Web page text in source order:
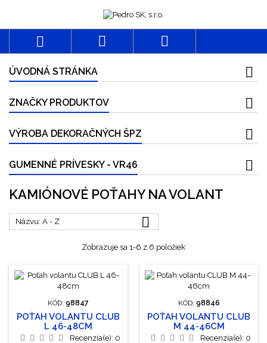
  
ÚVODNÁ STRÁNKA
ZNAČKY PRODUKTOV
VÝROBA DEKORAČNÝCH ŠPZ
GUMENNÉ PRÍVESKY - VR46
KAMIÓNOVÉ POŤAHY NA VOLANT
Názvu: A - Z 
Zobrazuje sa 1-6 z 6 položiek
KÓD: 98847
POŤAH VOLANTU CLUB
L 46-48CM
Recenzia(e): 0
KÓD: 98846
POŤAH VOLANTU CLUB
M 44-46CM
Recenzia(e): 0